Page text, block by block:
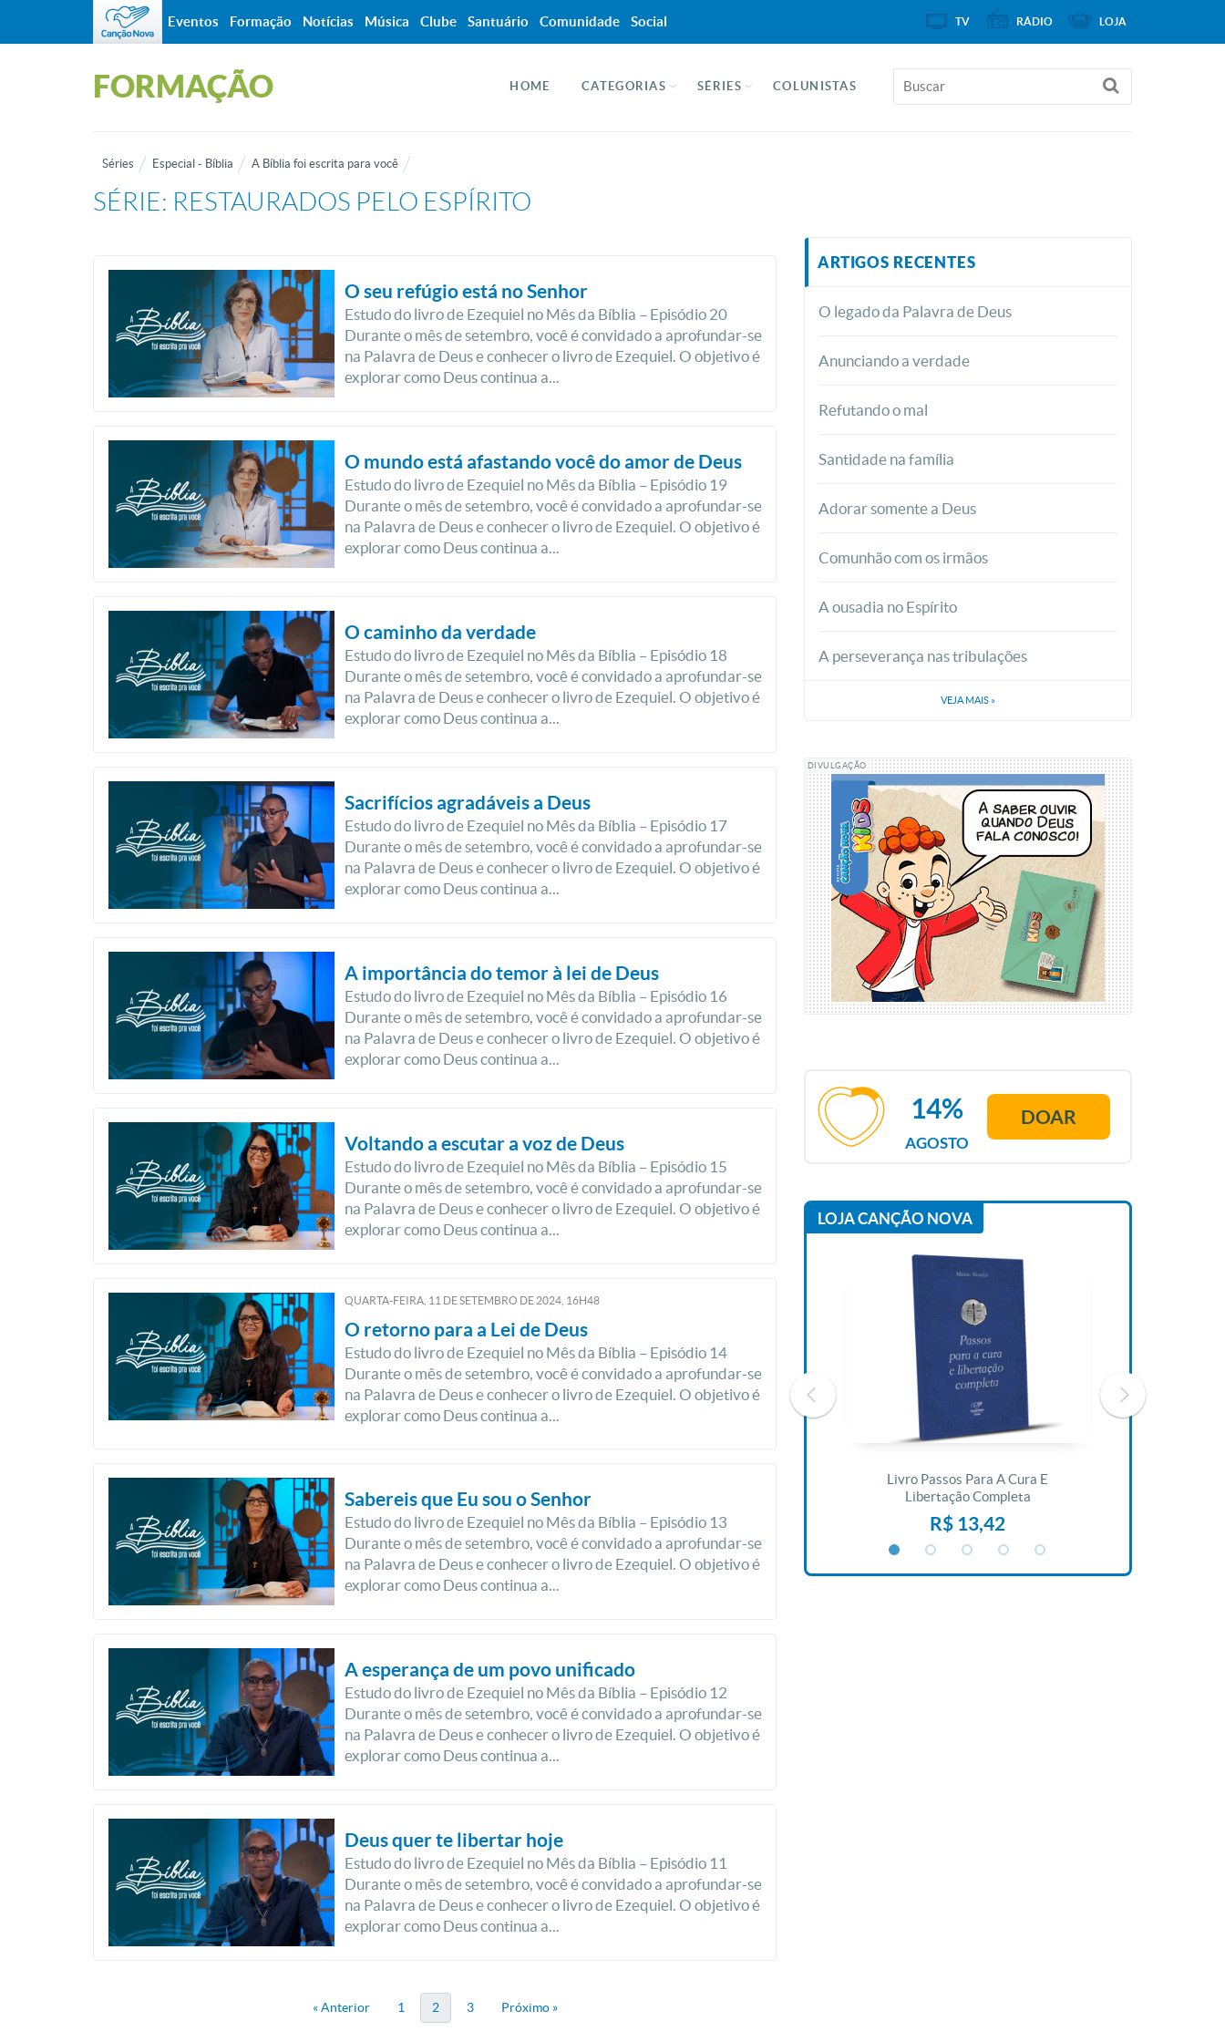
FORMAÇÃO HOME CATEGORIAS SÉRIES COLUNISTAS
Séries Especial - Bíblia A Bíblia foi escrita para você
SÉRIE: RESTAURADOS PELO ESPÍRITO
O seu refúgio está no Senhor
Estudo do livro de Ezequiel no Mês da Bíblia – Episódio 20
Durante o mês de setembro, você é convidado a aprofundar-se
na Palavra de Deus e conhecer o livro de Ezequiel. O objetivo é
explorar como Deus continua a...
O mundo está afastando você do amor de Deus
Estudo do livro de Ezequiel no Mês da Bíblia – Episódio 19
Durante o mês de setembro, você é convidado a aprofundar-se
na Palavra de Deus e conhecer o livro de Ezequiel. O objetivo é
explorar como Deus continua a...
O caminho da verdade
Estudo do livro de Ezequiel no Mês da Bíblia – Episódio 18
Durante o mês de setembro, você é convidado a aprofundar-se
na Palavra de Deus e conhecer o livro de Ezequiel. O objetivo é
explorar como Deus continua a...
Sacrifícios agradáveis a Deus
Estudo do livro de Ezequiel no Mês da Bíblia – Episódio 17
Durante o mês de setembro, você é convidado a aprofundar-se
na Palavra de Deus e conhecer o livro de Ezequiel. O objetivo é
explorar como Deus continua a...
A importância do temor à lei de Deus
Estudo do livro de Ezequiel no Mês da Bíblia – Episódio 16
Durante o mês de setembro, você é convidado a aprofundar-se
na Palavra de Deus e conhecer o livro de Ezequiel. O objetivo é
explorar como Deus continua a...
Voltando a escutar a voz de Deus
Estudo do livro de Ezequiel no Mês da Bíblia – Episódio 15
Durante o mês de setembro, você é convidado a aprofundar-se
na Palavra de Deus e conhecer o livro de Ezequiel. O objetivo é
explorar como Deus continua a...
QUARTA-FEIRA, 11 DESETEMBRO DE 2024, 16H48
O retorno para a Lei de Deus
Estudo do livro de Ezequiel no Mês da Bíblia – Episódio 14
Durante o mês de setembro, você é convidado a aprofundar-se
na Palavra de Deus e conhecer o livro de Ezequiel. O objetivo é
explorar como Deus continua a...
Sabereis que Eu sou o Senhor
Estudo do livro de Ezequiel no Mês da Bíblia – Episódio 13
Durante o mês de setembro, você é convidado a aprofundar-se
na Palavra de Deus e conhecer o livro de Ezequiel. O objetivo é
explorar como Deus continua a...
A esperança de um povo unificado
Estudo do livro de Ezequiel no Mês da Bíblia – Episódio 12
Durante o mês de setembro, você é convidado a aprofundar-se
na Palavra de Deus e conhecer o livro de Ezequiel. O objetivo é
explorar como Deus continua a...
Deus quer te libertar hoje
Estudo do livro de Ezequiel no Mês da Bíblia – Episódio 11
Durante o mês de setembro, você é convidado a aprofundar-se
na Palavra de Deus e conhecer o livro de Ezequiel. O objetivo é
explorar como Deus continua a...
« Anterior 1 2 3 Próximo »
ARTIGOS RECENTES
O legado da Palavra de Deus
Anunciando a verdade
Refutando o mal
Santidade na família
Adorar somente a Deus
Comunhão com os irmãos
A ousadia no Espírito
A perseverança nas tribulações
VEJA MAIS »
DIVULGAÇÃO
AGOSTO
14% DOAR
LOJA CANÇÃO NOVA
R$ 42,41
Livro Passos Para A Cura E
Libertação Completa
R$ 13,42
Eventos Formação Notícias Música Clube Santuário Comunidade Social TV RÁDIO LOJA